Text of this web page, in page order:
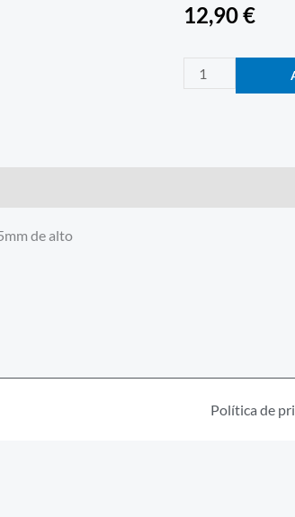
12,90€
Velón
Fantasma
de alto
Política de